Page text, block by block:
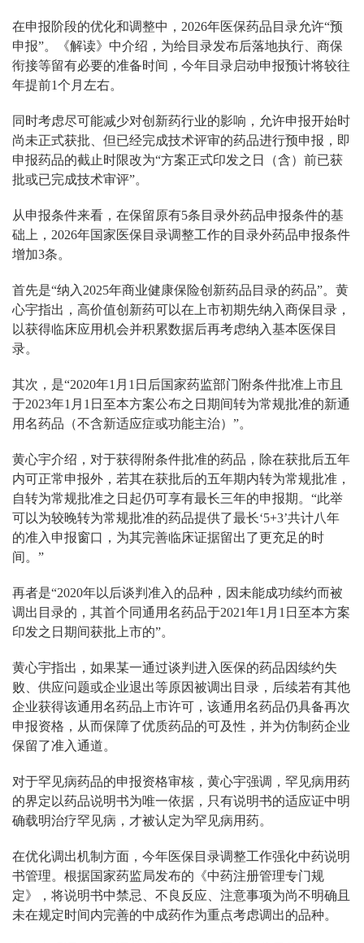
在申报阶段的优化和调整中，2026年医保药品目录允许“预
申报”。《解读》中介绍，为给目录发布后落地执行、商保
衔接等留有必要的准备时间，今年目录启动申报预计将较往
年提前1个月左右。
同时考虑尽可能减少对创新药行业的影响，允许申报开始时
尚未正式获批、但已经完成技术评审的药品进行预申报，即
申报药品的截止时限改为“方案正式印发之日（含）前已获
批或已完成技术审评”。
从申报条件来看，在保留原有5条目录外药品申报条件的基
础上，2026年国家医保目录调整工作的目录外药品申报条件
增加3条。
首先是“纳入2025年商业健康保险创新药品目录的药品”。黄
心宇指出，高价值创新药可以在上市初期先纳入商保目录，
以获得临床应用机会并积累数据后再考虑纳入基本医保目
录。
其次，是“2020年1月1日后国家药监部门附条件批准上市且
于2023年1月1日至本方案公布之日期间转为常规批准的新通
用名药品（不含新适应症或功能主治）”。
黄心宇介绍，对于获得附条件批准的药品，除在获批后五年
内可正常申报外，若其在获批后的五年期内转为常规批准，
自转为常规批准之日起仍可享有最长三年的申报期。“此举
可以为较晚转为常规批准的药品提供了最长‘5+3’共计八年
的准入申报窗口，为其完善临床证据留出了更充足的时
间。”
再者是“2020年以后谈判准入的品种，因未能成功续约而被
调出目录的，其首个同通用名药品于2021年1月1日至本方案
印发之日期间获批上市的”。
黄心宇指出，如果某一通过谈判进入医保的药品因续约失
败、供应问题或企业退出等原因被调出目录，后续若有其他
企业获得该通用名药品上市许可，该通用名药品仍具备再次
申报资格，从而保障了优质药品的可及性，并为仿制药企业
保留了准入通道。
对于罕见病药品的申报资格审核，黄心宇强调，罕见病用药
的界定以药品说明书为唯一依据，只有说明书的适应证中明
确载明治疗罕见病，才被认定为罕见病用药。
在优化调出机制方面，今年医保目录调整工作强化中药说明
书管理。根据国家药监局发布的《中药注册管理专门规
定》，将说明书中禁忌、不良反应、注意事项为尚不明确且
未在规定时间内完善的中成药作为重点考虑调出的品种。